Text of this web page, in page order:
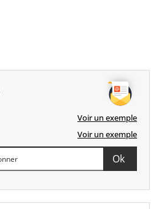
Voir un exemple
Voir un exemple